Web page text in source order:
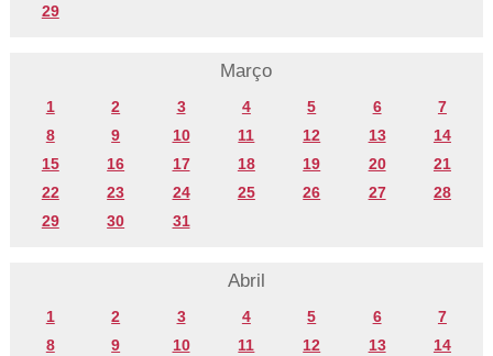
29
Março
1 2 3 4 5 6
7
8
9 10 11 12 13
14
15
16 17 18 19 20
21
22
23 24 25 26 27
28
29
30 31
Abril
1 2 3 4 5 6
7
8
9 10 11 12 13
14